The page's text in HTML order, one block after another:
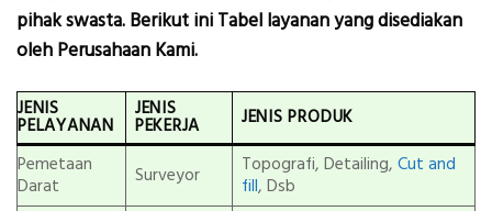
pihak swasta. Berikut ini Tabel layanan yang disediakan
oleh Perusahaan Kami.
JENIS
PELAYANAN
JENIS
PEKERJA JENIS PRODUK
Pemetaan
Darat
Surveyor Topografi, Detailing, Cut and
fill, Dsb